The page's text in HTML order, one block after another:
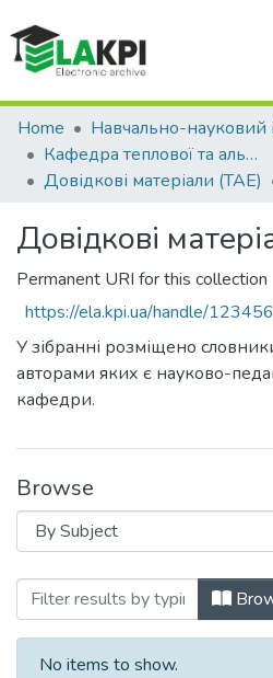
Communities & Collections
All of DSpace
Home
Кафедра теплової та альтернативної енергетики (ТАЕ)
Довідкові матеріали (ТАЕ)
Довідкові
Permanent URI for this collection
https://ela.kpi.ua/handle/
У зібранні розміщено
авторами яких є науково-
кафедри.
Browse
Browsing Довідкові
No items to show.